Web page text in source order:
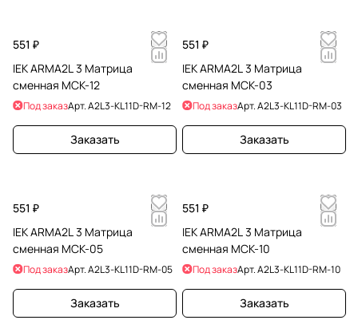
551 ₽
IEK ARMA2L 3 Матрица
сменная МСК-12
Под заказАрт.A2L3-KL11D-RM-12
Заказать
551 ₽
IEK ARMA2L 3 Матрица
сменная МСК-03
Под заказАрт.A2L3-KL11D-RM-03
Заказать
551 ₽
IEK ARMA2L 3 Матрица
сменная МСК-05
Под заказАрт.A2L3-KL11D-RM-05
Заказать
551 ₽
IEK ARMA2L 3 Матрица
сменная МСК-10
Под заказАрт.A2L3-KL11D-RM-10
Заказать